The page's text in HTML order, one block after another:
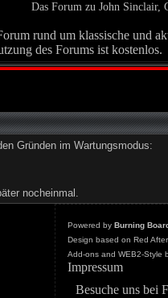
Das Forum zu John Sinclair,
rund um klassische und
des Forums ist kostenlos.
Gründen im Wartungsmodus:
nocheinmal.
Powered by Burning
Design based on Red
Add-ons and WEB2-Style
Impressum
Besuche uns bei